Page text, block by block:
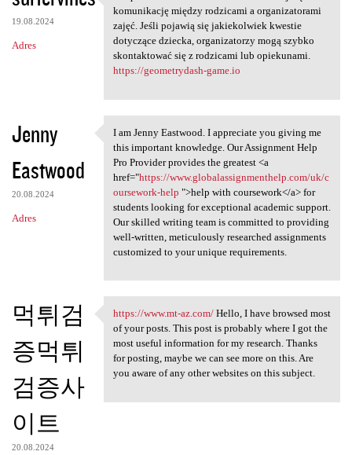
19.08.2024
Adres
Uzupełniona kartoteka
komunikację między rodzicami a organizatorami
zajęć. Jeśli pojawią się jakiekolwiek kwestie
dotyczące dziecka, organizatorzy mogą szybko
skontaktować się z rodzicami lub opiekunami.
https://geometrydash-game.io
Jenny
Eastwood
20.08.2024
Adres
I am Jenny Eastwood. I
I am Jenny Eastwood. I appreciate you giving me
this important knowledge. Our Assignment Help
Pro Provider provides the greatest <a
href="https://www.globalassignmenthelp.com/uk/c
oursework-help ">help with coursework</a> for
students looking for exceptional academic support.
Our skilled writing team is committed to providing
well-written, meticulously researched assignments
customized to your unique requirements.
먹튀검
증먹튀
검증사
이트
20.08.2024
https://www.mt-az.com/ Hello,
https://www.mt-az.com/Hello, I have browsed most
of your posts. This post is probably where I got the
most useful information for my research. Thanks
for posting, maybe we can see more on this. Are
you aware of any other websites on this subject.